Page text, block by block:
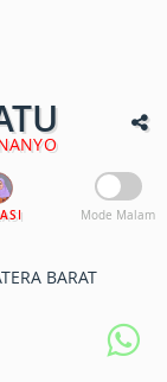
Mode Malam
BARAT